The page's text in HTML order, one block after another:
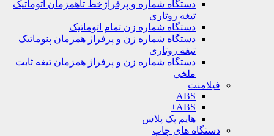
دستگاه شماره و پرفراژخط تاهمزمان اتوماتیک
تیغه روتاری
دستگاه شماره زن تمام اتوماتیک
دستگاه شماره زن و پرفراژ همزمان پنوماتیک
تیغه روتاری
دستگاه شماره زن و پرفراژ همزمان تیغه ثابت
ملخی
فیلامنت
ABS
ABS+
هایم پک پلاس
دستگاه های چاپ